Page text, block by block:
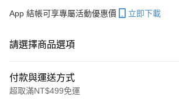
App 結帳可享專屬活動優惠價 立即下載
請選擇商品選項
付款與運送方式
超取滿NT$499免運